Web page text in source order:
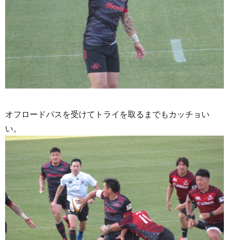
オフロードパスを受けてトライを取るまでもカッチョい
い。